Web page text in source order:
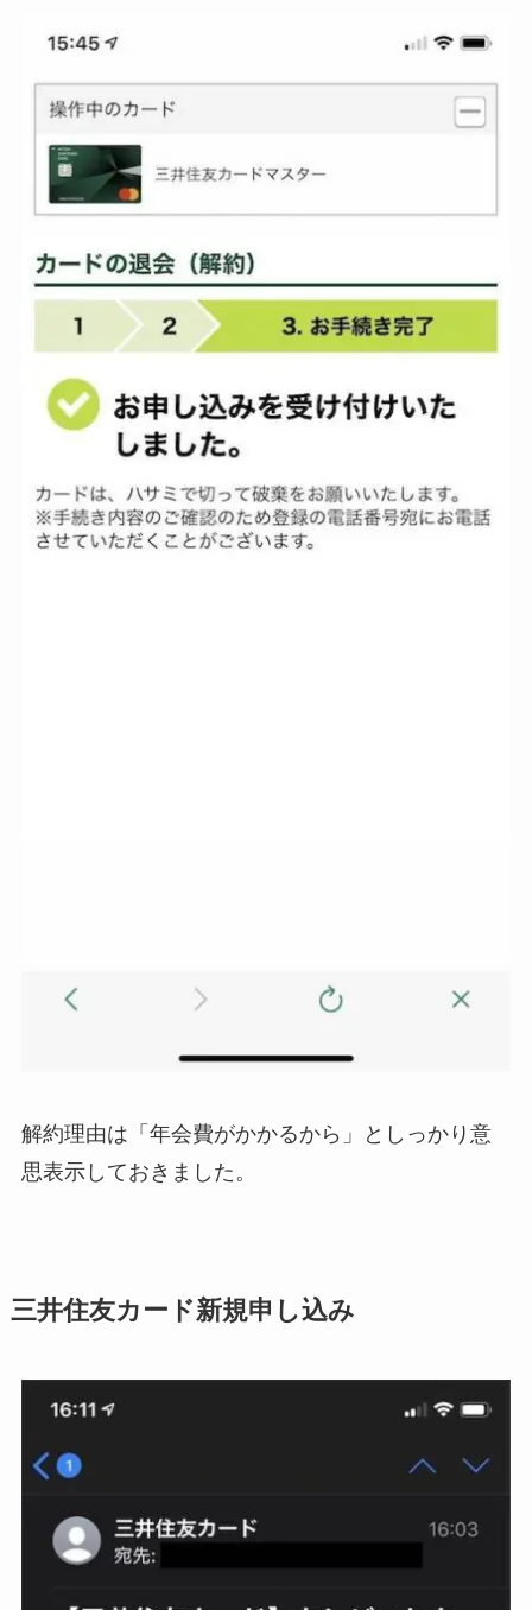
解約理由は「年会費がかかるから」としっかり意
思表示しておきました。
三井住友カード新規申し込み